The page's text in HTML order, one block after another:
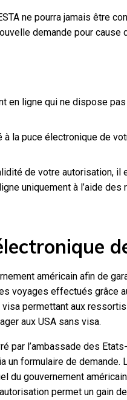
ne pourra jamais être
demande pour cause
en ligne qui ne dispose
à la puce électronique de
de votre autorisation, il
uniquement à l’aide
américain afin de
voyages effectués grâce
visa permettant aux
aux USA sans visa.
par l’ambassade des
un formulaire de demande.
du gouvernement
permet un gain